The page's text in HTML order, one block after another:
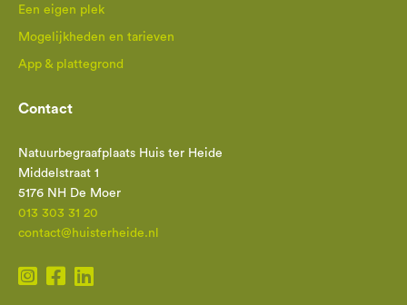
Een eigen plek
Mogelijkheden en tarieven
App & plattegrond
Contact
Natuurbegraafplaats Huis ter Heide
Middelstraat 1
5176 NH De Moer
013 303 31 20
contact@huisterheide.nl